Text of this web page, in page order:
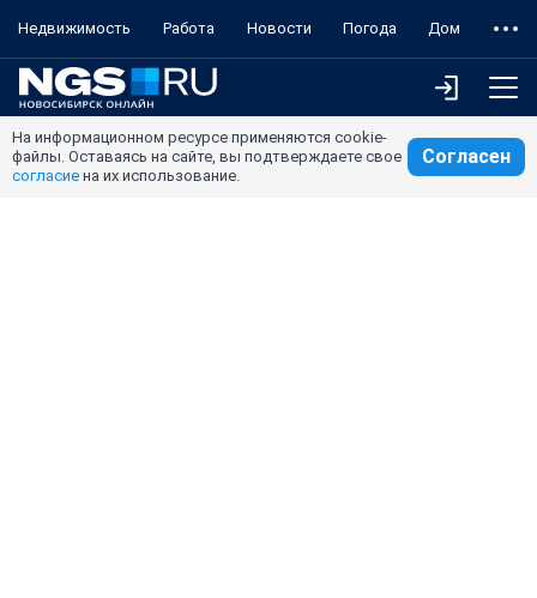
Недвижимость Работа Новости Погода Дом
На информационном ресурсе применяются cookie-
файлы. Оставаясь на сайте, вы подтверждаете свое
согласие на их использование.
Согласен